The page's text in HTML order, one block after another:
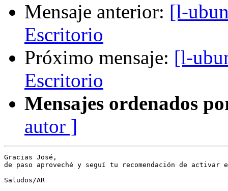
Mensaje anterior: [l-
Escritorio
Próximo mensaje: [l-
Escritorio
Mensajes ordenados
autor ]
Gracias José,
de paso aproveché y seguí tu recomendación de
Saludos/AR